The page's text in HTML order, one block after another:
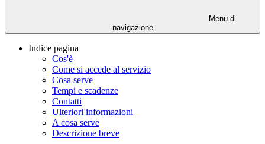
Menu di
navigazione
Indice pagina
Cos'è
Come si accede al servizio
Cosa serve
Tempi e scadenze
Contatti
Ulteriori informazioni
A cosa serve
Descrizione breve